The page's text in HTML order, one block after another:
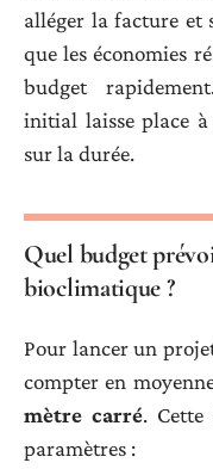
alléger la facture et
que les économies
budget
initial laisse place à
sur la durée.
Quel budget
bioclimatique ?
Pour lancer un
compter en
mètre carré. Cette
paramètres :